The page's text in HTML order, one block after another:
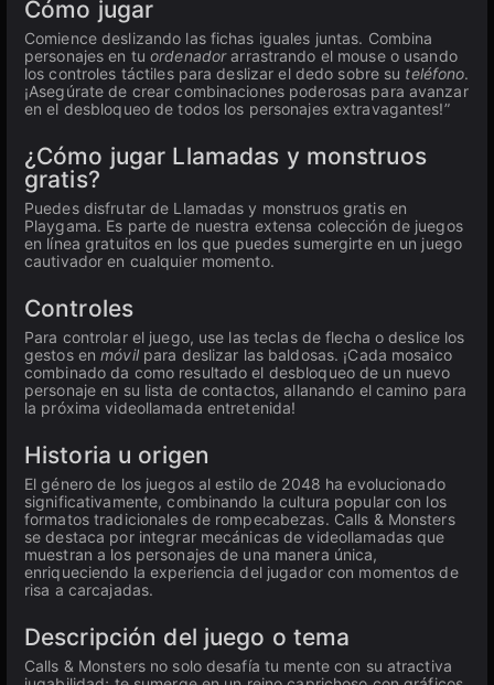
Cómo jugar
Comience deslizando las fichas iguales juntas. Combina
personajes en tuordenadorarrastrando el mouse o usando
los controles táctiles para deslizar el dedo sobre su teléfono.
¡Asegúrate de crear combinaciones poderosas para avanzar
en el desbloqueo de todos los personajes extravagantes!”
¿Cómo jugar Llamadas y monstruos
gratis?
Puedes disfrutar de Llamadas y monstruos gratis en
Playgama. Es parte de nuestra extensa colección de juegos
en línea gratuitos en los que puedes sumergirte en un juego
cautivador en cualquier momento.
Controles
Para controlar el juego, use las teclas de flecha o deslice los
gestos enmóvilpara deslizar las baldosas. ¡Cada mosaico
combinado da como resultado el desbloqueo de un nuevo
personaje en su lista de contactos, allanando el camino para
la próxima videollamada entretenida!
Historia u origen
El género de los juegos al estilo de 2048 ha evolucionado
significativamente, combinando la cultura popular con los
formatos tradicionales de rompecabezas. Calls & Monsters
se destaca por integrar mecánicas de videollamadas que
muestran a los personajes de una manera única,
enriqueciendo la experiencia del jugador con momentos de
risa a carcajadas.
Descripción del juego o tema
Calls & Monsters no solo desafía tu mente con su atractiva